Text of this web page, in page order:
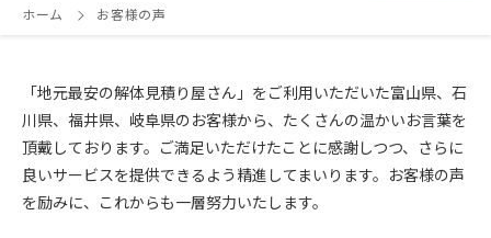
ホーム お客様の声
「地元最安の解体見積り屋さん」をご利用いただいた富山県、石
川県、福井県、岐阜県のお客様から、たくさんの温かいお言葉を
頂戴しております。ご満足いただけたことに感謝しつつ、さらに
良いサービスを提供できるよう精進してまいります。お客様の声
を励みに、これからも一層努力いたします。